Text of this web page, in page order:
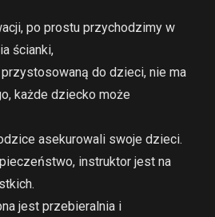
po prostu przychodzimy w
ścianki,
do dzieci, nie ma
każde dziecko może
asekurowali swoje dzieci.
instruktor jest na
jest przebieralnia i